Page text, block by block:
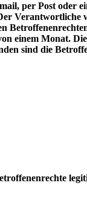
per Post oder
Verantwortliche
einem Monat.
sind die